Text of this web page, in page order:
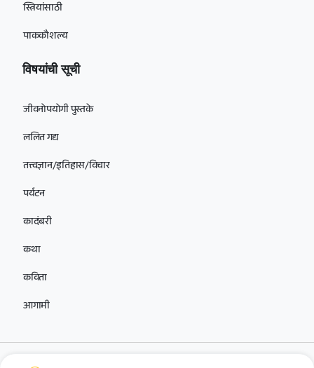
स्त्रियांसाठी
पाककौशल्य
विषयांची सूची
जीवनोपयोगी पुस्तके
ललित गद्य
तत्त्वज्ञान/इतिहास/विचार
पर्यटन
कादंबरी
कथा
कविता
आगामी
आमच्यासोबत सोशल मीडियावर जोडलेले राहा